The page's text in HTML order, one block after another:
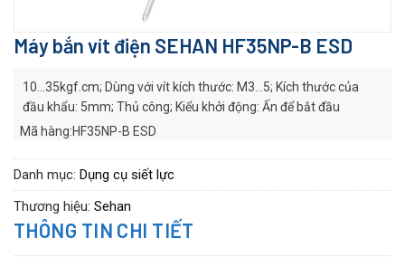
Máy bắn vít điện SEHAN HF35NP-B ESD
10…35kgf.cm; Dùng với vít kích thước: M3…5; Kích thước của
đầu khẩu: 5mm; Thủ công; Kiểu khởi động: Ấn để bắt đầu
Mã hàng:HF35NP-B ESD
Series:HF series
Danh mục: Dụng cụ siết lực
Thương hiệu: Sehan
THÔNG TIN CHI TIẾT